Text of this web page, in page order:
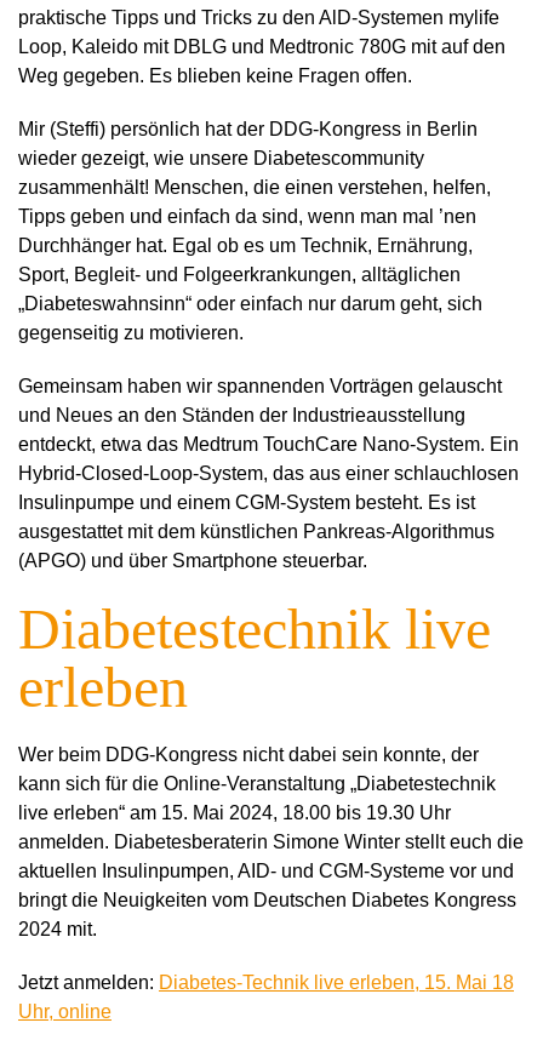
praktische Tipps und Tricks zu den AlD-Systemen mylife
Loop, Kaleido mit DBLG und Medtronic 780G mit auf den
Weg gegeben. Es blieben keine Fragen offen.
Mir (Steffi) persönlich hat der DDG-Kongress in Berlin
wieder gezeigt, wie unsere Diabetescommunity
zusammenhält! Menschen, die einen verstehen, helfen,
Tipps geben und einfach da sind, wenn man mal ’nen
Durchhänger hat. Egal ob es um Technik, Ernährung,
Sport, Begleit- und Folgeerkrankungen, alltäglichen
„Diabeteswahnsinn“ oder einfach nur darum geht, sich
gegenseitig zu motivieren.
Gemeinsam haben wir spannenden Vorträgen gelauscht
und Neues an den Ständen der Industrieausstellung
entdeckt, etwa das Medtrum TouchCare Nano-System. Ein
Hybrid-Closed-Loop-System, das aus einer schlauchlosen
Insulinpumpe und einem CGM-System besteht. Es ist
ausgestattet mit dem künstlichen Pankreas-Algorithmus
(APGO) und über Smartphone steuerbar.
Diabetestechnik live
erleben
Wer beim DDG-Kongress nicht dabei sein konnte, der
kann sich für die Online-Veranstaltung „Diabetestechnik
live erleben“ am 15. Mai 2024, 18.00 bis 19.30 Uhr
anmelden. Diabetesberaterin Simone Winter stellt euch die
aktuellen Insulinpumpen, AID- und CGM-Systeme vor und
bringt die Neuigkeiten vom Deutschen Diabetes Kongress
2024 mit.
Jetzt anmelden: Diabetes-Technik live erleben, 15. Mai 18
Uhr, online